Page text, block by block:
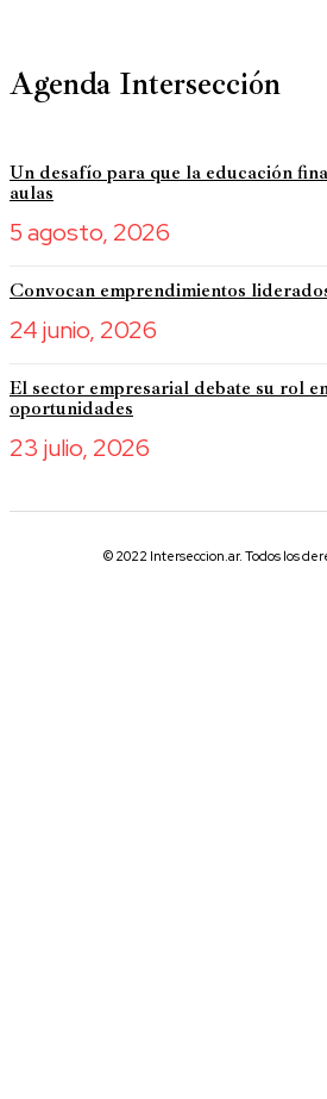
Agenda Intersección
Un desafío para que la educación
aulas
5 agosto, 2026
Convocan emprendimientos
24 junio, 2026
El sector empresarial debate su rol
oportunidades
23 julio, 2026
© 2022 Interseccion.ar. Todos los